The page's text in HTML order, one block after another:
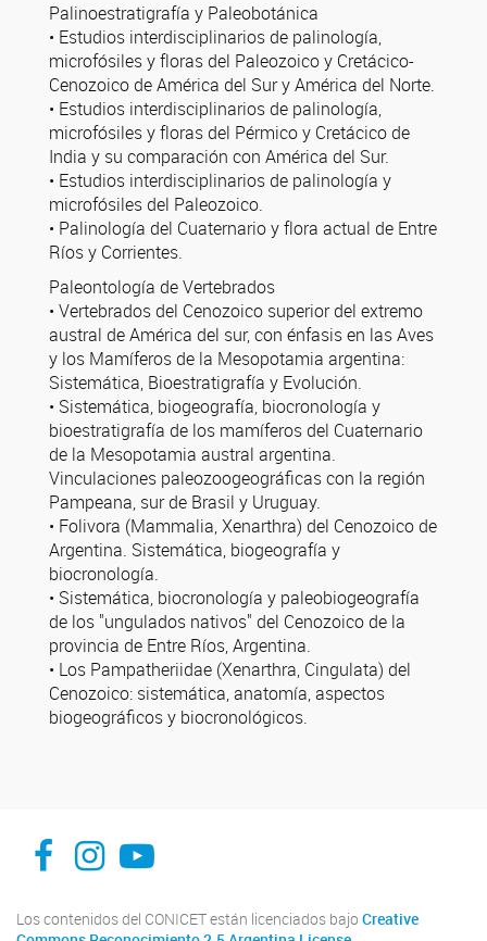
Palinoestratigrafía y Paleobotánica
• Estudios interdisciplinarios de palinología,
microfósiles y floras del Paleozoico y Cretácico-
Cenozoico de América del Sur y América del Norte.
• Estudios interdisciplinarios de palinología,
microfósiles y floras del Pérmico y Cretácico de
India y su comparación con América del Sur.
• Estudios interdisciplinarios de palinología y
microfósiles del Paleozoico.
• Palinología del Cuaternario y flora actual de Entre
Ríos y Corrientes.
Paleontología de Vertebrados
• Vertebrados del Cenozoico superior del extremo
austral de América del sur, con énfasis en las Aves
y los Mamíferos de la Mesopotamia argentina:
Sistemática, Bioestratigrafía y Evolución.
• Sistemática, biogeografía, biocronología y
bioestratigrafía de los mamíferos del Cuaternario
de la Mesopotamia austral argentina.
Vinculaciones paleozoogeográficas con la región
Pampeana, sur de Brasil y Uruguay.
• Folivora (Mammalia, Xenarthra) del Cenozoico de
Argentina. Sistemática, biogeografía y
biocronología.
• Sistemática, biocronología y paleobiogeografía
de los "ungulados nativos" del Cenozoico de la
provincia de Entre Ríos, Argentina.
• Los Pampatheriidae (Xenarthra, Cingulata) del
Cenozoico: sistemática, anatomía, aspectos
biogeográficos y biocronológicos.
facebook
instagram
Youtube
Los contenidos del CONICET están licenciados bajo Creative